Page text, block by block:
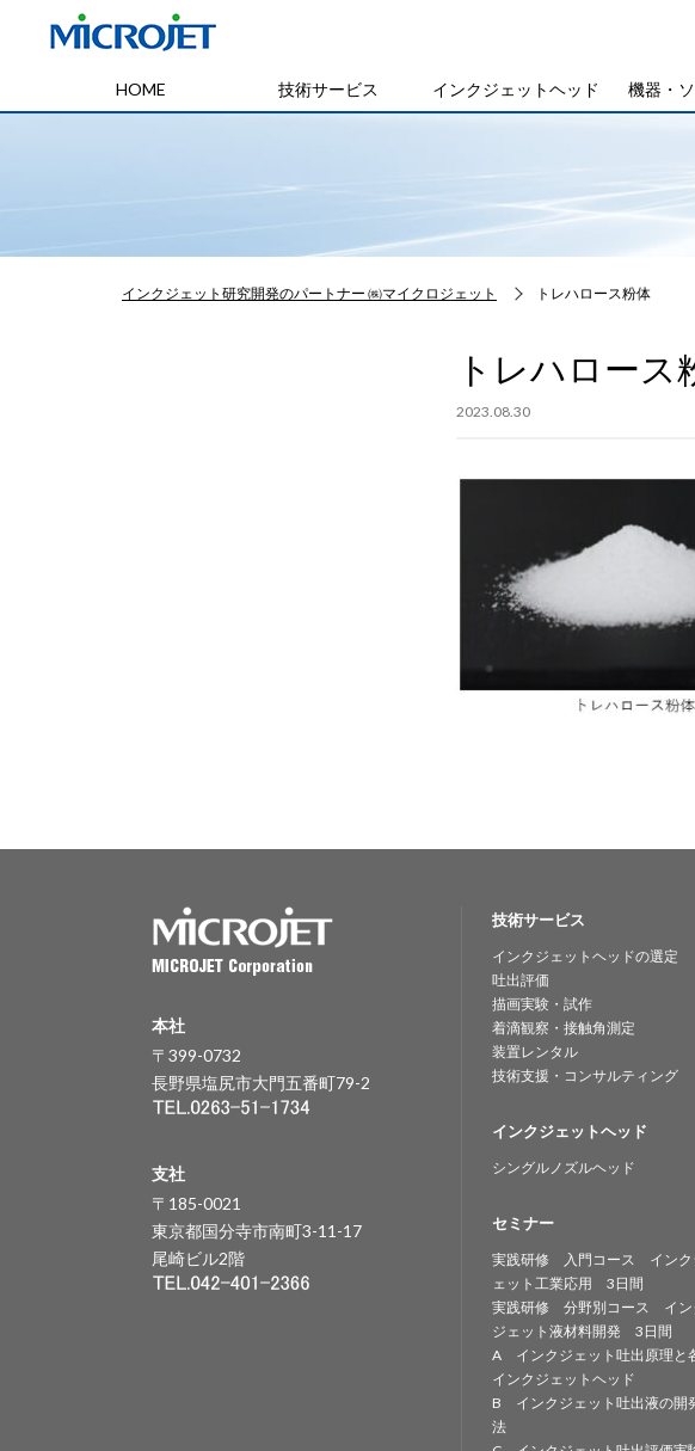
HOME 技術サービス インクジェットヘッド 機器・
インクジェット研究開発のパートナー ㈱マイクロジェット トレハロース粉体
トレハロース
2023.08.30
本社
〒399-0732
長野県塩尻市大門五番町79-2
支社
〒185-0021
東京都国分寺市南町3-11-17
尾崎ビル2階
技術サービス
インクジェットヘッドの選定
吐出評価
描画実験・試作
着滴観察・接触角測定
装置レンタル
技術支援・コンサルティング
インクジェットヘッド
シングルノズルヘッド
セミナー
実践研修 入門コース インク
ェット工業応用 3日間
実践研修 分野別コース イン
ジェット液材料開発 3日間
A インクジェット吐出原理と
インクジェットヘッド
B インクジェット吐出液の開
法